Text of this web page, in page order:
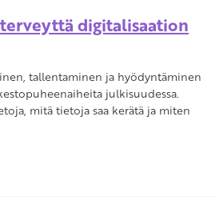
digitalisaation
tallentaminen ja hyödyntäminen
julkisuudessa.
mitä tietoja saa kerätä ja miten